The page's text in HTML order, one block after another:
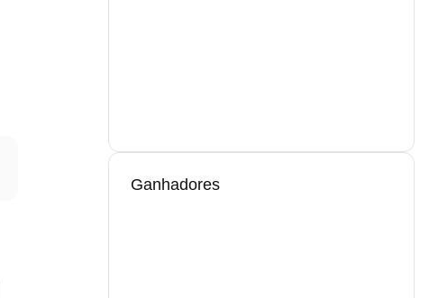
Ganhadores